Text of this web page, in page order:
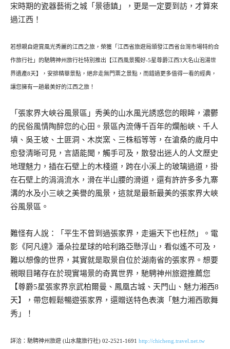
宋時期的瓷器藝術之城「景德鎮」，更是一定要到訪，才算來
過江西！
若想親自遊賞風光秀麗的江西之旅，榮獲「江西省旅遊局頒發江西省台灣市場特約合
作旅行社」的馳騁神州旅行社特別推出【江西風景獨好-5星尊爵江西3大名山泡湯世
界遺產8天】，安排精華景點，絕非走無門票之景點，而錯過更多值得一看的經典，
讓您擁有一趟最美好的江西之旅！
「張家界大峽谷風景區」秀美的山水風光誘惑您的眼眸，濃鬱
的民俗風情陶醉您的心田。景區內流傳千百年的爛船峽、千人
墳、吳王坡、土匪洞、木炭窯、三株稻等等，在滄桑的歲月中
愈發清晰可見，言語能聞，觸手可及，散發出迷人的人文歷史
地理魅力，插在石壁上的木棧道，跨在小溪上的玻璃過道，掛
在石壁上的涓涓流水，滑在半山腰的滑道，還有許許多多九寨
溝的水及小三峽之美譽的風景，這就是最新最美的張家界大峽
谷風景區。
難怪有人說：「平生不曾到過張家界，走遍天下也枉然」。電
影《阿凡達》潘朵拉星球的哈利路亞懸浮山，看似遙不可及，
難以想像的世界，其實就是取景自位於湖南省的張家界。想要
親眼目睹存在於現實場景的奇異世界，馳騁神州旅遊推薦您
【尊爵5星張家界京武柏爾曼、鳳凰古城、天門山、魅力湘西8
天】，帶您輕鬆暢遊張家界，還贈送特色表演「魅力湘西歌舞
秀」！
詳洽：馳騁神州旅遊 (山水龍旅行社) 02-2521-1691 http://chicheng.travel.net.tw